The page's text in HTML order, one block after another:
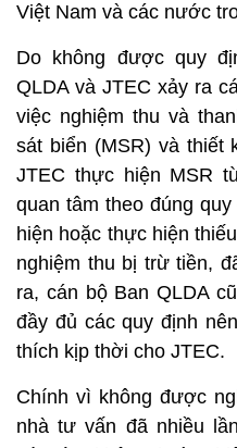
Việt Nam và các nước
Do không được quy
QLDA và JTEC xảy ra
việc nghiệm thu và
sát biển (MSR) và thiết
JTEC thực hiện MSR
quan tâm theo đúng
hiện hoặc thực hiện
nghiệm thu bị trừ tiền,
ra, cán bộ Ban QLDA
đầy đủ các quy định
thích kịp thời cho JTEC.
Chính vì không được
nhà tư vấn đã nhiều